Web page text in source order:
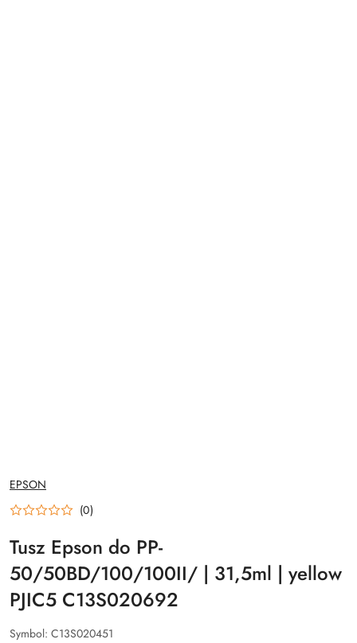
NAZWA
PRODUCENTA:
EPSON
(0)
Tusz Epson do PP-
50/50BD/100/100II/ | 31,5ml | yellow
PJIC5 C13S020692
Symbol: C13S020451